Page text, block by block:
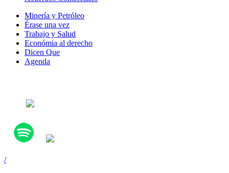
Minería y Petróleo
Érase una vez
Trabajo y Salud
Económia al derecho
Dicen Que
Agenda
/